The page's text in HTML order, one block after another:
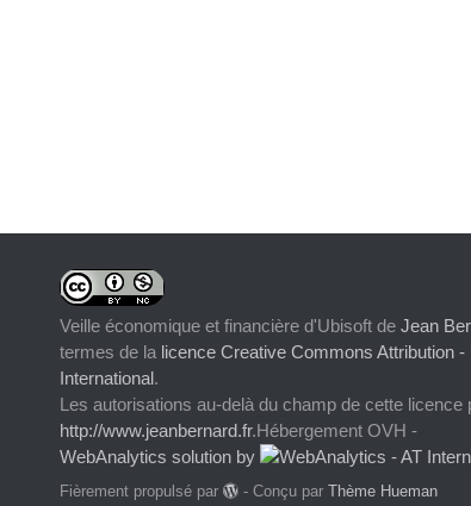
Veille économique et financière d'Ubisoft de Jean
termes de la licence Creative Commons Attribution
International.
Les autorisations au-delà du champ de cette licence
http://www.jeanbernard.fr.Hébergement OVH -
WebAnalytics solution by
Fièrement propulsé par - Conçu parThème Hueman